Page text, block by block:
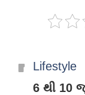
Categories
Lifestyle
6 થી 10